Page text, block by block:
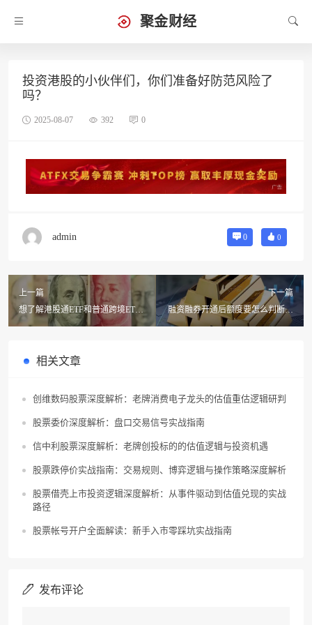
聚金财经
投资港股的小伙伴们，你们准备好防范风险了
吗？
2025-08-07 392 0
admin 0 0
上一篇
想了解港股通ETF和普通跨境ETF
的区别吗？这些细节你一定要知
下一篇
融资融券开通后额度要怎么判断？
我试了多种方法，结果超出预期！
相关文章
创维数码股票深度解析：老牌消费电子龙头的估值重估逻辑研判
股票委价深度解析：盘口交易信号实战指南
信中利股票深度解析：老牌创投标的的估值逻辑与投资机遇
股票跌停价实战指南：交易规则、博弈逻辑与操作策略深度解析
股票借壳上市投资逻辑深度解析：从事件驱动到估值兑现的实战
路径
股票帐号开户全面解读：新手入市零踩坑实战指南
发布评论